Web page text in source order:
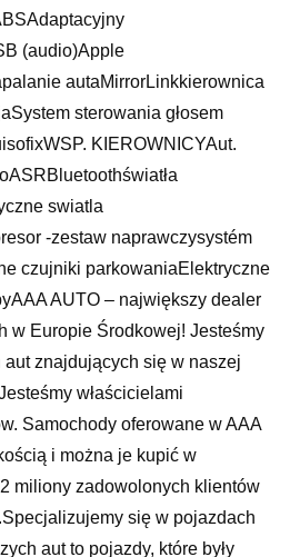
(audio)Apple
autaMirrorLinkkierownica
sterowania głosem
KIEROWNICYAut.
swiatla
-zestaw naprawczysystém
czujniki parkowaniaElektryczne
AUTO – największy dealer
w Europie Środkowej! Jesteśmy
aut znajdujących się w naszej
właścicielami
Samochody oferowane w AAA
i można je kupić w
miliony zadowolonych klientów
się w pojazdach
aut to pojazdy, które były